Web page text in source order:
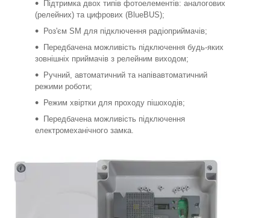
Підтримка двох типів фотоелементів: аналогових
(релейних) та цифрових (BlueBUS);
Роз'єм SM для підключення радіоприймачів;
Передбачена можливість підключення будь-яких
зовнішніх приймачів з релейним виходом;
Ручний, автоматичний та напівавтоматичний
режими роботи;
Режим хвіртки для проходу пішоходів;
Передбачена можливість підключення
електромеханічного замка.